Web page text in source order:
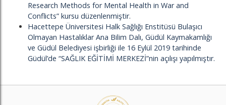
Research Methods for Mental Health in War and
Conflicts” kursu düzenlenmiştir.
Hacettepe Üniversitesi Halk Sağlığı Enstitüsü Bulaşıcı
Olmayan Hastalıklar Ana Bilim Dalı, Güdül Kaymakamlığı
ve Güdül Belediyesi işbirliği ile 16 Eylül 2019 tarihinde
Güdül’de “SAĞLIK EĞİTİMİ MERKEZİ”nin açılışı yapılmıştır.